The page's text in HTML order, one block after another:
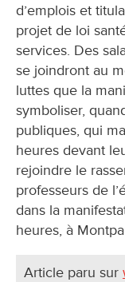
d’emplois et
projet de loi
services. Des
se joindront au
luttes que la
symboliser,
publiques, qui
heures devant
rejoindre le
professeurs de
dans la
heures, à
Article paru sur